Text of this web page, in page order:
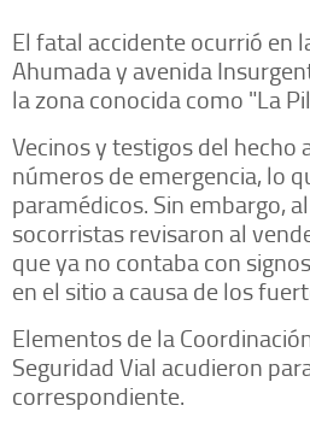
El fatal accidente ocurrió en
Ahumada y avenida
la zona conocida como "La
Vecinos y testigos del hecho
números de emergencia, lo
paramédicos. Sin embargo,
socorristas revisaron al
que ya no contaba con
en el sitio a causa de los
Elementos de la
Seguridad Vial acudieron
correspondiente.